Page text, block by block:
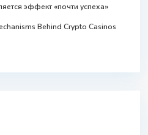
эффект «почти успеха»
Behind Crypto Casinos